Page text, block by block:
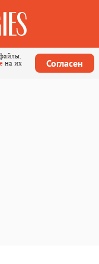
на их
Согласен